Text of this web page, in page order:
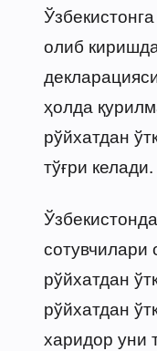
олиб
ҳолда
рўйхатдан
тўғри келади.
сотувчилари
рўйхатдан
рўйхатдан
харидор уни